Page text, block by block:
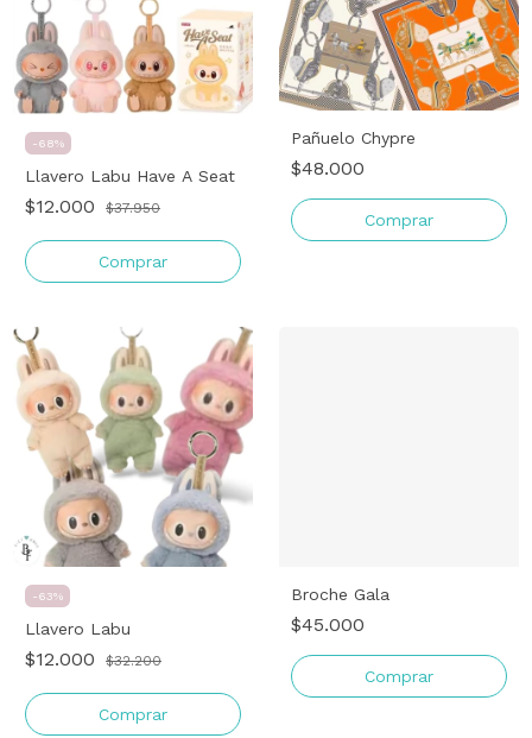
-68%
Llavero Labu Have A Seat
$12.000 $37.950
Comprar
Pañuelo Chypre
$48.000
Comprar
-63%
Llavero Labu
$12.000 $32.200
Comprar
Broche Gala
$45.000
Comprar